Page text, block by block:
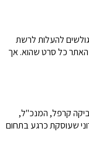
להעלות לרשת
האתר כל סרט שהוא. אך
קרפל, המנכ"ל,
שעוסקת כרגע בתחום